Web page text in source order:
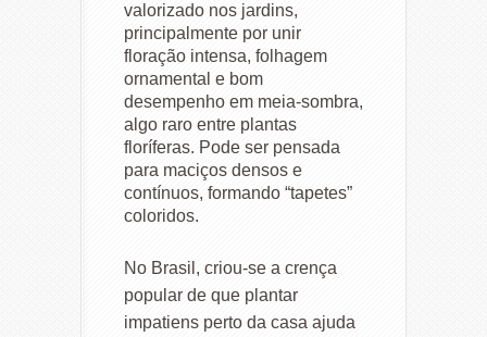
valorizado nos jardins,
principalmente por unir
floração intensa, folhagem
ornamental e bom
desempenho em meia-sombra,
algo raro entre plantas
floríferas. Pode ser pensada
para maciços densos e
contínuos, formando “tapetes”
coloridos.
No Brasil, criou-se a crença
popular de que plantar
impatiens perto da casa ajuda